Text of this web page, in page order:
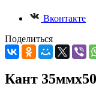
Вконтакте
Поделиться
Кант